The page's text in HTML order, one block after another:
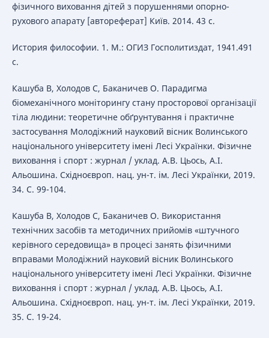
фізичного виховання дітей з порушеннями опорно-
рухового апарату [автореферат] Київ. 2014. 43 с.
История философии. 1. М.: ОГИЗ Госполитиздат, 1941.491
с.
Кашуба В, Холодов С, Баканичев О. Парадигма
біомеханічного моніторингу стану просторової організації
тіла людини: теоретичне обґрунтування і практичне
застосування Молодіжний науковий вісник Волинського
національного університету імені Лесі Українки. Фізичне
виховання і спорт : журнал / уклад. А.В. Цьось, А.І.
Альошина. Східноєвроп. нац. ун-т. ім. Лесі Українки, 2019.
34. С. 99-104.
Кашуба В, Холодов С, Баканичев О. Використання
технічних засобів та методичних прийомів «штучного
керівного середовища» в процесі занять фізичними
вправами Молодіжний науковий вісник Волинського
національного університету імені Лесі Українки. Фізичне
виховання і спорт : журнал / уклад. А.В. Цьось, А.І.
Альошина. Східноєвроп. нац. ун-т. ім. Лесі Українки, 2019.
35. С. 19-24.